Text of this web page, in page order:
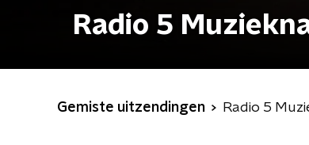
Radio 5
Gemiste uitzendingen Radio 5